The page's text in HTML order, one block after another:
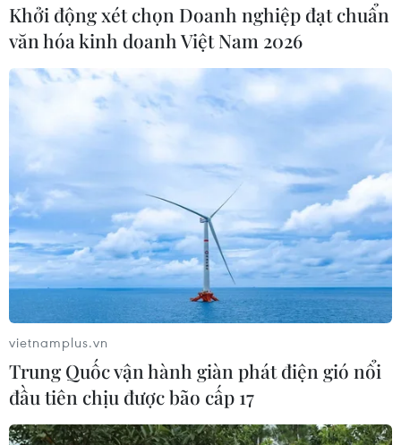
Lào Cai: Truy bắt nhanh đối tượng giết
người trong đêm Giao thừa
Bằng các biện pháp nghiệp vụ, lực lượng Công an
nhanh chóng xác định được sau khi gây án, đối tượng
điều khiển xe máy tẩu thoát theo hướng Quốc lộ 4E
hướng về thành phố Lào Cai.
Khởi động xét chọn Doanh nghiệp đạt chuẩn
văn hóa kinh doanh Việt Nam 2026
vietnamplus.vn
Trung Quốc vận hành giàn phát điện gió nổi
đầu tiên chịu được bão cấp 17